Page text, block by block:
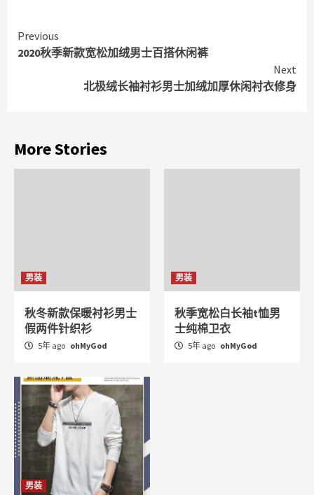
Continue
Reading
Previous
2020秋季新款宽松加绒男士百搭休闲裤
Next
北极绒长袖衬衫男士加绒加厚休闲衬衣修身
More Stories
男装
秋冬新款保暖衬衫男士
假两件针织衫
5年 ago ohMyGod
男装
秋季宽松白长袖t恤男
士纯棉卫衣
5年 ago ohMyGod
男装